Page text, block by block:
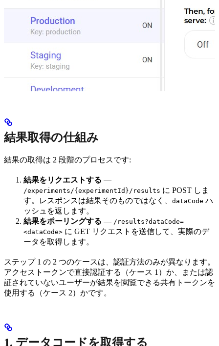
結果取得の仕組み
結果の取得は 2 段階のプロセスです:
結果をリクエストする —
/experiments/{experimentId}/results に POST しま
す。レスポンスは結果そのものではなく、 dataCode ハ
ッシュを返します。
結果をポーリングする — /results?dataCode=
<dataCode> に GET リクエストを送信して、実際のデ
ータを取得します。
ステップ 1 の 2 つのケースは、認証方法のみが異なります。
アクセストークンで直接認証する（ケース 1）か、または認
証されていないユーザーが結果を閲覧できる共有トークンを
使用する（ケース 2）かです。
1. データコードを取得する